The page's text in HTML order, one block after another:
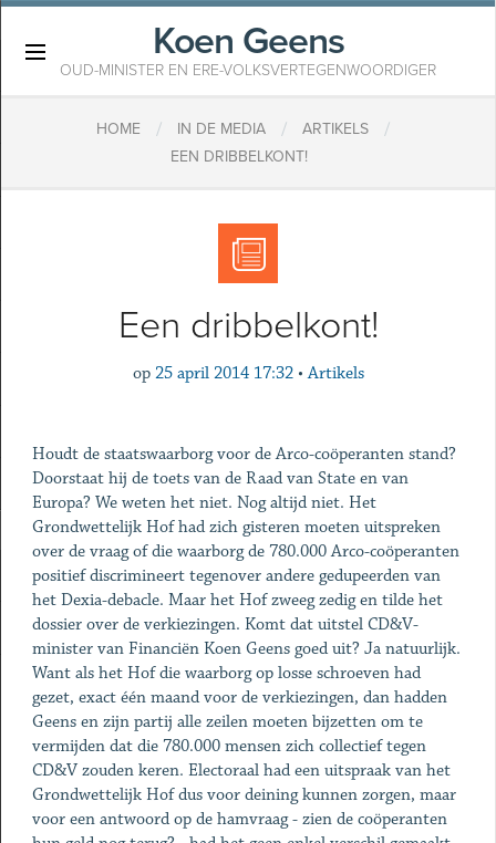
Koen Geens
OUD-MINISTER EN ERE-VOLKSVERTEGENWOORDIGER
HOME / IN DE MEDIA / ARTIKELS /
EEN DRIBBELKONT!
Een dribbelkont!
op 25 april 2014 17:32 • Artikels
Houdt de staatswaarborg voor de Arco-coöperanten stand?
Doorstaat hij de toets van de Raad van State en van
Europa? We weten het niet. Nog altijd niet. Het
Grondwettelijk Hof had zich gisteren moeten uitspreken
over de vraag of die waarborg de 780.000 Arco-coöperanten
positief discrimineert tegenover andere gedupeerden van
het Dexia-debacle. Maar het Hof zweeg zedig en tilde het
dossier over de verkiezingen. Komt dat uitstel CD&V-
minister van Financiën Koen Geens goed uit? Ja natuurlijk.
Want als het Hof die waarborg op losse schroeven had
gezet, exact één maand voor de verkiezingen, dan hadden
Geens en zijn partij alle zeilen moeten bijzetten om te
vermijden dat die 780.000 mensen zich collectief tegen
CD&V zouden keren. Electoraal had een uitspraak van het
Grondwettelijk Hof dus voor deining kunnen zorgen, maar
voor een antwoord op de hamvraag - zien de coöperanten